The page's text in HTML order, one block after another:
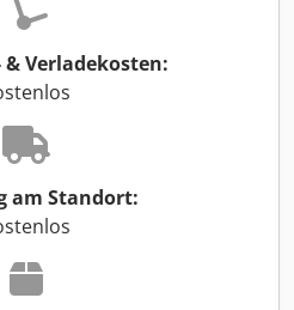
Verladekosten:
am Standort: